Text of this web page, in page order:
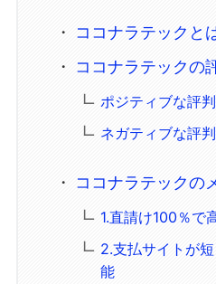
ココナラテックと
ココナラテックの
ポジティブな評判
ネガティブな評判
ココナラテックの
1.直請け100％で
2.支払サイトが
能